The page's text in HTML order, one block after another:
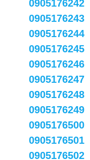
0905176242
0905176243
0905176244
0905176245
0905176246
0905176247
0905176248
0905176249
0905176500
0905176501
0905176502